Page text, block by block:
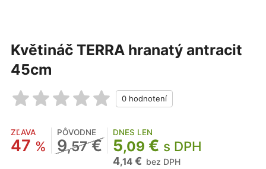
Květináč TERRA hranatý antracit
45cm
ZĽAVA
47 %
PÔVODNE
9,57€
DNES LEN
5,09 € s DPH
4,14€ bez DPH